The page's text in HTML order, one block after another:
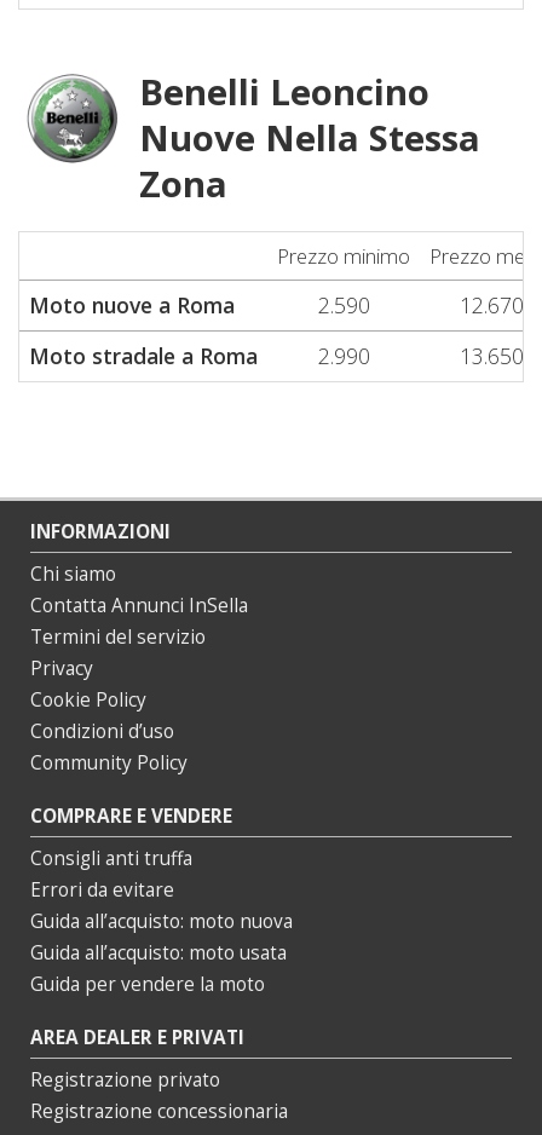
Benelli Leoncino
Nuove Nella Stessa
Zona
Prezzo minimo Prezzo
Moto nuove a Roma 2.590
12.670
Moto stradale a Roma
2.990 13.650
INFORMAZIONI
Chi siamo
Contatta Annunci InSella
Termini del servizio
Privacy
Cookie Policy
Condizioni d’uso
Community Policy
COMPRARE E VENDERE
Consigli anti truffa
Errori da evitare
Guida all’acquisto: moto nuova
Guida all’acquisto: moto usata
Guida per vendere la moto
AREA DEALER E PRIVATI
Registrazione privato
Registrazione concessionaria